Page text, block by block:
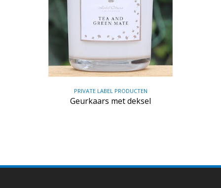
PRIVATE LABEL PRODUCTEN
Geurkaars met deksel